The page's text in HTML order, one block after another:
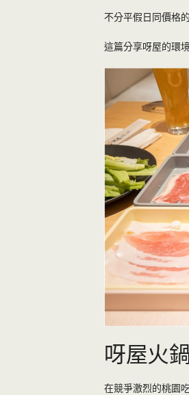
不分平假日同價格
這篇分享呀屋的環
呀屋火
在競爭激烈的桃園